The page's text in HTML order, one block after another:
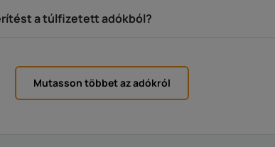
a túlfizetett adókból?
Mutasson többet az adókról